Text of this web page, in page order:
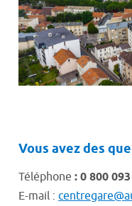
Vous avez des
Téléphone : 0 800
E-mail :